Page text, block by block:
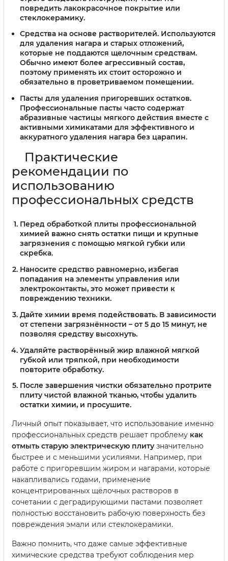
повредить лакокрасочное покрытие или
стеклокерамику.
Средства на основе растворителей. Используются
для удаления нагара и старых отложений,
которые не поддаются щелочным средствам.
Обычно имеют более агрессивный состав,
поэтому применять их стоит осторожно и
обязательно в проветриваемом помещении.
Пасты для удаления пригоревших остатков.
Профессиональные пасты часто содержат
абразивные частицы мягкого действия вместе с
активными химикатами для эффективного и
аккуратного удаления нагара без царапин.
Практические
рекомендации по
использованию
профессиональных средств
Перед обработкой плиты профессиональной
химией важно снять остатки пищи и крупные
загрязнения с помощью мягкой губки или
скребка.
Наносите средство равномерно, избегая
попадания на элементы управления или
электроконтакты, это может привести к
повреждению техники.
Дайте химии время подействовать. В зависимости
от степени загрязнённости – от 5 до 15 минут, не
позволяя средству высохнуть.
Удаляйте растворённый жир влажной мягкой
губкой или тряпкой, при необходимости
повторите обработку.
После завершения чистки обязательно протрите
плиту чистой влажной тканью, чтобы удалить
остатки химии, и просушите.
Личный опыт показывает, что использование именно
профессиональных средств решает проблему как
отмыть старую электрическую плиту значительно
быстрее и с меньшими усилиями. Например, при
работе с пригоревшим жиром и нагарами, которые
накапливались годами, применение
концентрированных щёлочных растворов в
сочетании с деградирующими пастами позволяет
полностью восстановить рабочую поверхность без
повреждения эмали или стеклокерамики.
Важно помнить, что даже самые эффективные
химические средства требуют соблюдения мер